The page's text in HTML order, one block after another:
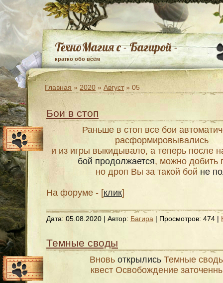
ТехноМагия с - Багирой -
кратко обо всём
Главная » 2020 » Август » 05
Бои в стоп
Раньше в стоп все бои
расформировывались
и из игры выкидывало, а теперь после
бой продолжается, можно добить
но дроп Вы за такой бой не
На форуме - [клик]
Дата: 05.08.2020 | Автор: Багира | Просмотров: 474 |
Темные своды
Вновьоткрылись Темные
квест Освобождение